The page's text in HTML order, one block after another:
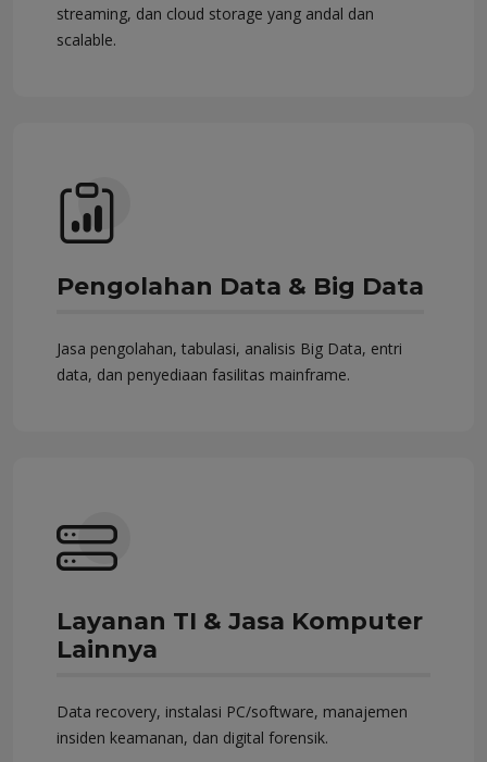
streaming, dan cloud storage yang andal dan
scalable.
Pengolahan Data & Big Data
Jasa pengolahan, tabulasi, analisis Big Data, entri
data, dan penyediaan fasilitas mainframe.
Layanan TI & Jasa Komputer
Lainnya
Data recovery, instalasi PC/software, manajemen
insiden keamanan, dan digital forensik.